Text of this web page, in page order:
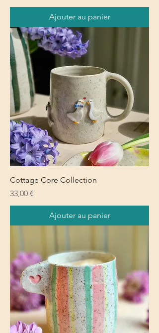
Ajouter au panier
Cottage Core Collection
Prix
33,00 €
Ajouter au panier